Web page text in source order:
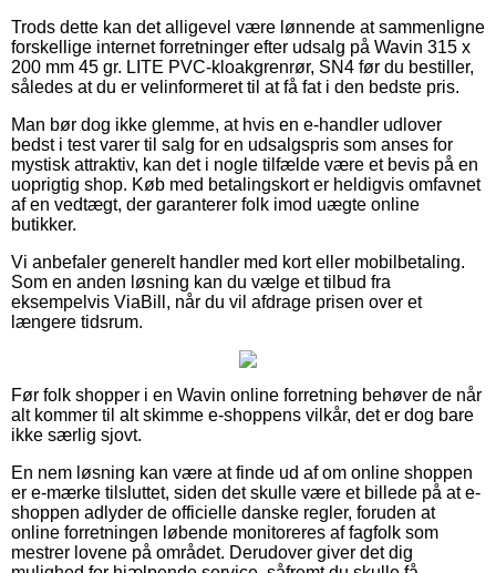
Trods dette kan det alligevel være lønnende at sammenligne
forskellige internet forretninger efter udsalg på Wavin 315 x
200 mm 45 gr. LITE PVC-kloakgrenrør, SN4 før du bestiller,
således at du er velinformeret til at få fat i den bedste pris.
Man bør dog ikke glemme, at hvis en e-handler udlover
bedst i test varer til salg for en udsalgspris som anses for
mystisk attraktiv, kan det i nogle tilfælde være et bevis på en
uoprigtig shop. Køb med betalingskort er heldigvis omfavnet
af en vedtægt, der garanterer folk imod uægte online
butikker.
Vi anbefaler generelt handler med kort eller mobilbetaling.
Som en anden løsning kan du vælge et tilbud fra
eksempelvis ViaBill, når du vil afdrage prisen over et
længere tidsrum.
Før folk shopper i en Wavin online forretning behøver de når
alt kommer til alt skimme e-shoppens vilkår, det er dog bare
ikke særlig sjovt.
En nem løsning kan være at finde ud af om online shoppen
er e-mærke tilsluttet, siden det skulle være et billede på at e-
shoppen adlyder de officielle danske regler, foruden at
online forretningen løbende monitoreres af fagfolk som
mestrer lovene på området. Derudover giver det dig